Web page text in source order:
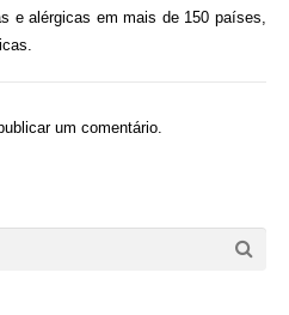
e alérgicas em mais de 150 países,
um comentário.